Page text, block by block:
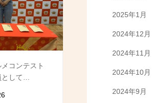
コンテスト
して…
2025年1月
2024年12月
2024年11月
2024年10月
2024年9月